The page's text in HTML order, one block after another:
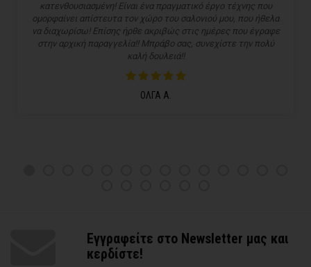
κατενθουσιασμένη! Είναι ένα πραγματικό έργο τέχνης που
ομορφαίνει απίστευτα τον χώρο του σαλονιού μου, που ήθελα
να διαχωρίσω! Επίσης ήρθε ακριβώς στις ημέρες που έγραφε
στην αρχική παραγγελία!! Μπράβο σας, συνεχίστε την πολύ
καλή δουλειά!!
ΟΛΓΑ Α.
Εγγραφείτε στο Newsletter μας και
κερδίστε!